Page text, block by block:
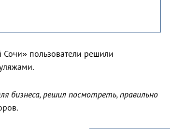
пользователи решили
бизнеса, решил посмотреть, правильно